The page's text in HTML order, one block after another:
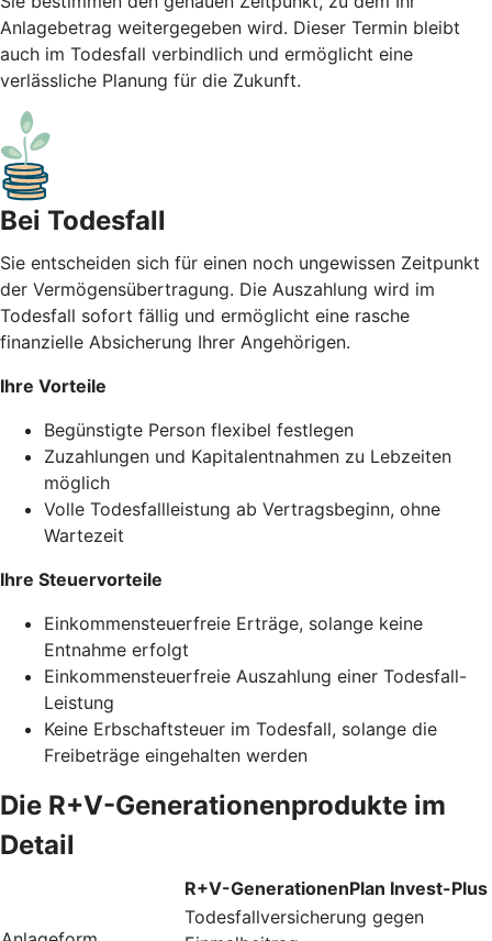
Anlagebetrag weitergegeben wird. Dieser Termin bleibt
auch im Todesfall verbindlich und ermöglicht eine
verlässliche Planung für die Zukunft.
Bei Todesfall
Sie entscheiden sich für einen noch ungewissen Zeitpunkt
der Vermögensübertragung. Die Auszahlung wird im
Todesfall sofort fällig und ermöglicht eine rasche
finanzielle Absicherung Ihrer Angehörigen.
Ihre Vorteile
Begünstigte Person flexibel festlegen
Zuzahlungen und Kapitalentnahmen zu Lebzeiten
möglich
Volle Todesfallleistung ab Vertragsbeginn, ohne
Wartezeit
Ihre Steuervorteile
Einkommensteuerfreie Erträge, solange keine
Entnahme erfolgt
Einkommensteuerfreie Auszahlung einer Todesfall-
Leistung
Keine Erbschaftsteuer im Todesfall, solange die
Freibeträge eingehalten werden
Die R+V-Generationenprodukte im
Detail
R+V-GenerationenPlan Invest-Plus
Todesfallversicherung gegen